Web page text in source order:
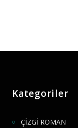
Kategoriler
ÇİZGİ ROMAN